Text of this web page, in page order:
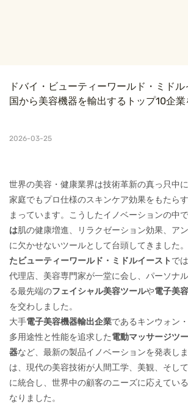
ドバイ・ビューティーワールド・ミド
国から美容機器を輸出するトップ10企業
2026-03-25
世界の美容・健康業界は技術革新の真っ只中
家庭でもプロ仕様のスキンケア効果をもたら
まっています。こうしたイノベーションの中で
は肌の健康増進、リラクゼーション効果、ア
に欠かせないツールとして台頭してきました。
たビューティーワールド・ミドルイースト で
代理店、美容専門家が一堂に会し、パーソナ
る最先端のフェイシャル美容ツールや電子美
を交わしました。
大手電子美容機器輸出企業であるキンウォン
多用途性と性能を追求した電動マッサージツ
器など、最新の製品イノベーションを発表し
は、現代の美容技術が人間工学、美観、そし
に統合し、世界中の顧客のニーズに応えてい
なりました。